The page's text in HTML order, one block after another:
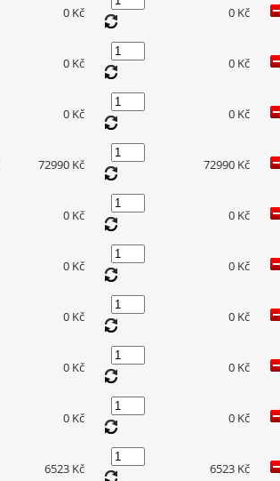
0 Kč 0 Kč
0 Kč 0 Kč
0 Kč 0 Kč
72990 Kč 72990 Kč
0 Kč 0 Kč
0 Kč 0 Kč
0 Kč 0 Kč
0 Kč 0 Kč
0 Kč 0 Kč
6523 Kč 6523 Kč